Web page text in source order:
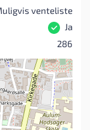
venteliste
Ja
286